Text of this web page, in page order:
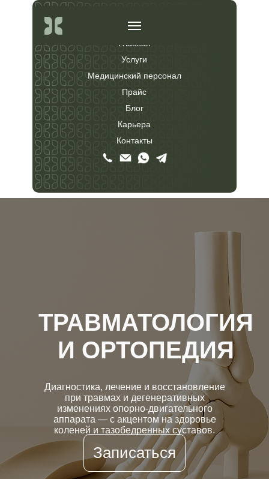
______
Главная
Медицинский персонал
Блог
Услуги
Прайс
Контакты
Карьера
Диагностика, лечение и восстановление
при травмах и дегенеративных
изменениях опорно-двигательного
аппарата — с акцентом на здоровье
коленей и тазобедренных суставов.
ТРАВМАТОЛОГИЯ
И ОРТОПЕДИЯ
Записаться